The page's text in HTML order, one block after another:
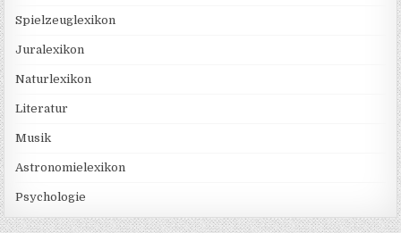
Spielzeuglexikon
Juralexikon
Naturlexikon
Literatur
Musik
Astronomielexikon
Psychologie